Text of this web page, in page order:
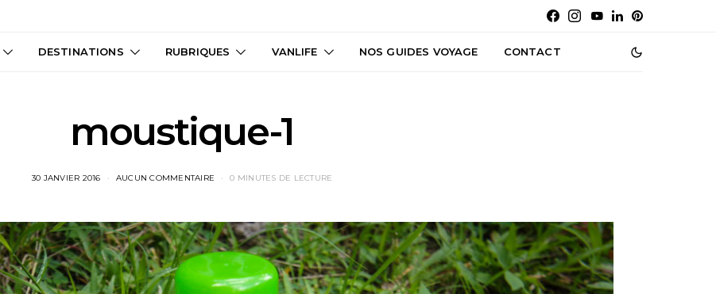
DESTINATIONS RUBRIQUES VANLIFE NOS GUIDES VOYAGE CONTACT
moustique-1
30 JANVIER 2016 AUCUN COMMENTAIRE 0 MINUTES DE LECTURE